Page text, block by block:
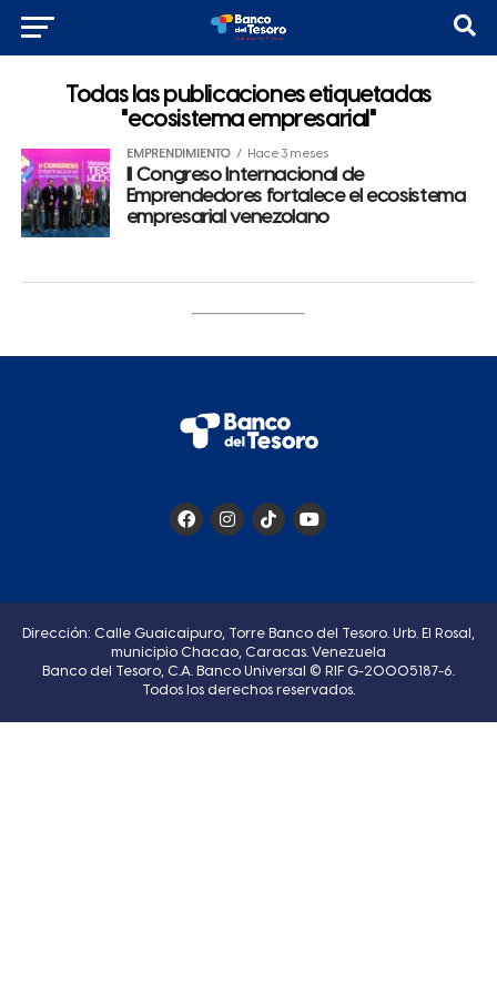
Todas las publicaciones etiquetadas
"ecosistema empresarial"
EMPRENDIMIENTO Hace 3 meses
II Congreso Internacional de
Emprendedores fortalece el ecosistema
empresarial venezolano
Dirección: Calle Guaicaipuro, Torre Banco del Tesoro. Urb. El Rosal,
municipio Chacao, Caracas. Venezuela
Banco del Tesoro, C.A. Banco Universal © RIF G-20005187-6.
Todos los derechos reservados.